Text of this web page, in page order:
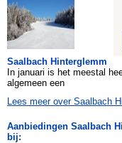
Saalbach Hinterglemm
In januari is het meestal
algemeen een
Lees meer over Saalbach
Aanbiedingen Saalbach
bij: